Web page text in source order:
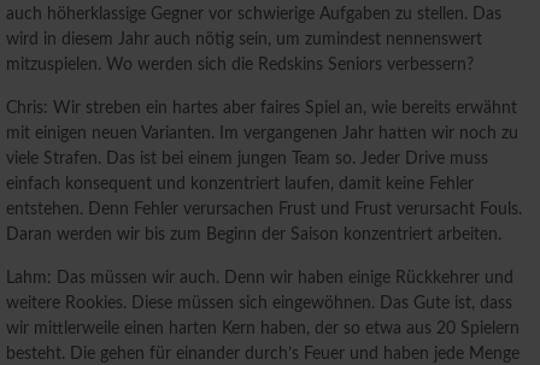
auch höherklassige Gegner vor schwierige Aufgaben zu stellen. Das
wird in diesem Jahr auch nötig sein, um zumindest nennenswert
mitzuspielen. Wo werden sich die Redskins Seniors verbessern?
Chris: Wir streben ein hartes aber faires Spiel an, wie bereits erwähnt
mit einigen neuen Varianten. Im vergangenen Jahr hatten wir noch zu
viele Strafen. Das ist bei einem jungen Team so. Jeder Drive muss
einfach konsequent und konzentriert laufen, damit keine Fehler
entstehen. Denn Fehler verursachen Frust und Frust verursacht Fouls.
Daran werden wir bis zum Beginn der Saison konzentriert arbeiten.
Lahm: Das müssen wir auch. Denn wir haben einige Rückkehrer und
weitere Rookies. Diese müssen sich eingewöhnen. Das Gute ist, dass
wir mittlerweile einen harten Kern haben, der so etwa aus 20 Spielern
besteht. Die gehen für einander durch’s Feuer und haben jede Menge